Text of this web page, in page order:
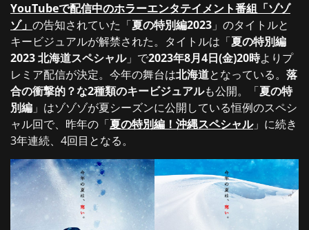
YouTubeで配信中のホラーエンタテイメント番組「ゾゾ
ゾ」 の告知されていた「夏の特別編2023 」のタイトルと
キービジュアルが解禁された。タイトルは「夏の特別編
2023 北海道スペシャル」で2023年8月4日(金)20時よりプ
レミア配信が決定。今年の舞台は北海道となっている。 落
合の衝撃的？な2種類のキービジュアルも公開。「夏の特
別編 」はゾゾゾが夏シーズンに公開している恒例のスペシ
ャル回で、昨年の「夏の特別編！沖縄スペシャル」に続き
3年連続、4回目となる。